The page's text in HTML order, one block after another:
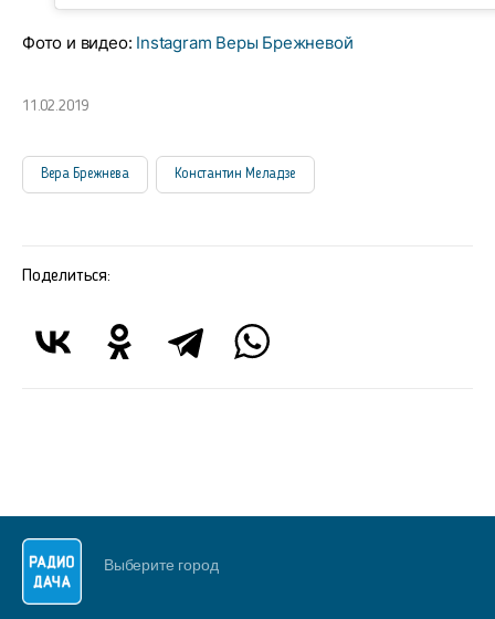
Фото и видео: Instagram Веры Брежневой
11.02.2019
Вера Брежнева Константин Меладзе
Поделиться:
Выберите город